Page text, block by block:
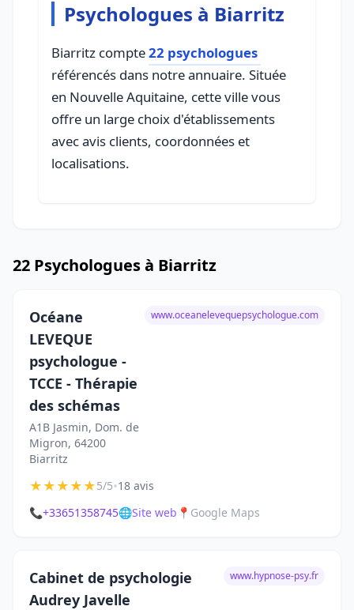
Psychologues à Biarritz
Biarritz compte22 psychologues
référencés dans notre annuaire. Située
en Nouvelle Aquitaine, cette ville vous
offre un large choix d'établissements
avec avis clients, coordonnées et
localisations.
22 Psychologues à Biarritz
Océane
LEVEQUE
psychologue -
TCCE - Thérapie
des schémas
A1B Jasmin, Dom. de
Migron, 64200
Biarritz
www.oceanelevequepsychologue.com
★★★★★5/5•18 avis
📞+33651358745🌐Site web 📍 Google Maps
Cabinet de psychologie
Audrey Javelle
www.hypnose-psy.fr